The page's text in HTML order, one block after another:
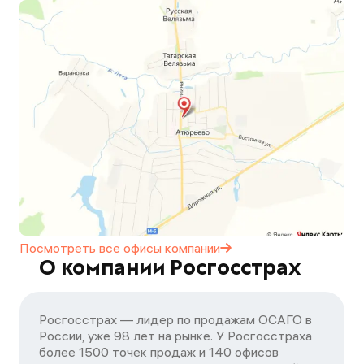
Посмотреть все офисы компании
О компании Росгосстрах
Росгосстрах — лидер по продажам ОСАГО в
России, уже 98 лет на рынке. У Росгосстраха
более 1500 точек продаж и 140 офисов